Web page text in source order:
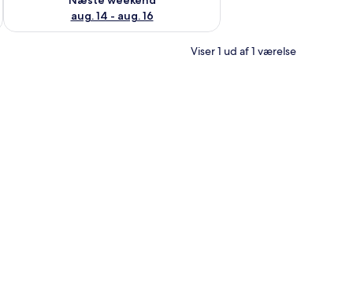
aug. 14 - aug. 16
Viser 1 ud af 1 værelse